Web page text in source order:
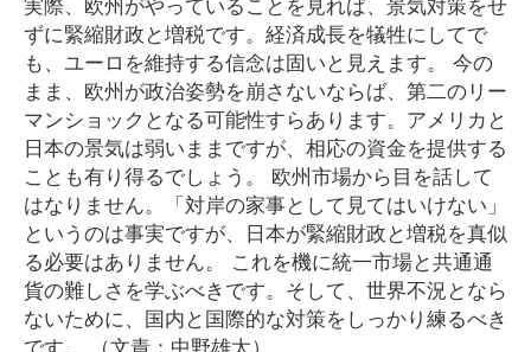
ずに緊縮財政と増税です。経済成長を犠牲にしてで
も、ユーロを維持する信念は固いと見えます。 今の
まま、欧州が政治姿勢を崩さないならば、第二のリー
マンショックとなる可能性すらあります。アメリカと
日本の景気は弱いままですが、相応の資金を提供する
ことも有り得るでしょう。 欧州市場から目を話して
はなりません。「対岸の家事として見てはいけない」
というのは事実ですが、日本が緊縮財政と増税を真似
る必要はありません。 これを機に統一市場と共通通
貨の難しさを学ぶべきです。そして、世界不況となら
ないために、国内と国際的な対策をしっかり練るべき
です。 （文責：中野雄太）